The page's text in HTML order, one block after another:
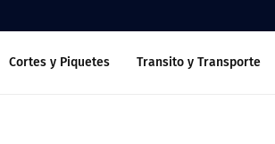
Cortes y Piquetes Transito y Transporte